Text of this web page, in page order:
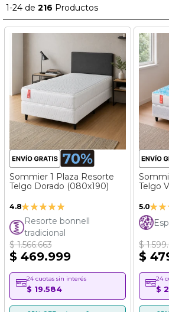
1-24 de 216 Productos
Sommier 1 Plaza Resorte
Telgo Dorado (080x190)
4.8Valoración:
96%
Resorte bonnell
tradicional
$ 1.566.663
$ 469.999
24 cuotas sin interés
$ 19.584
Telgo
5.0
100%
$
$
24
$